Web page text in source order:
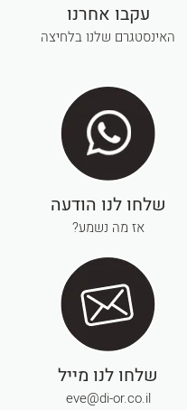
עקבו אחרנו
האינסטגרם שלנו בלחיצה
שלחו לנו הודעה
אז מה נשמע?
שלחו לנו מייל
eve@di-or.co.il